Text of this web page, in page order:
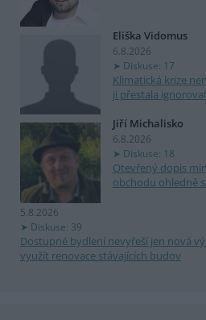
Eliška Vidomus
6.8.2026
Diskuse: 17
Klimatická krize
ji přestala ignorovat
Jiří Michalisko
6.8.2026
Diskuse: 18
Otevřený dopis
obchodu ohledně
5.8.2026
Diskuse: 39
Dostupné bydlení nevyřeší jen nová
využít renovace stávajících budov